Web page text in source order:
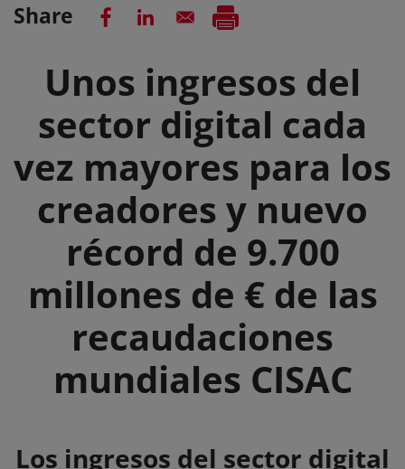
Share
Unos ingresos del
sector digital cada
vez mayores para los
creadores y nuevo
récord de 9.700
millones de € de las
recaudaciones
mundiales CISAC
Summary
Los ingresos del sector digital